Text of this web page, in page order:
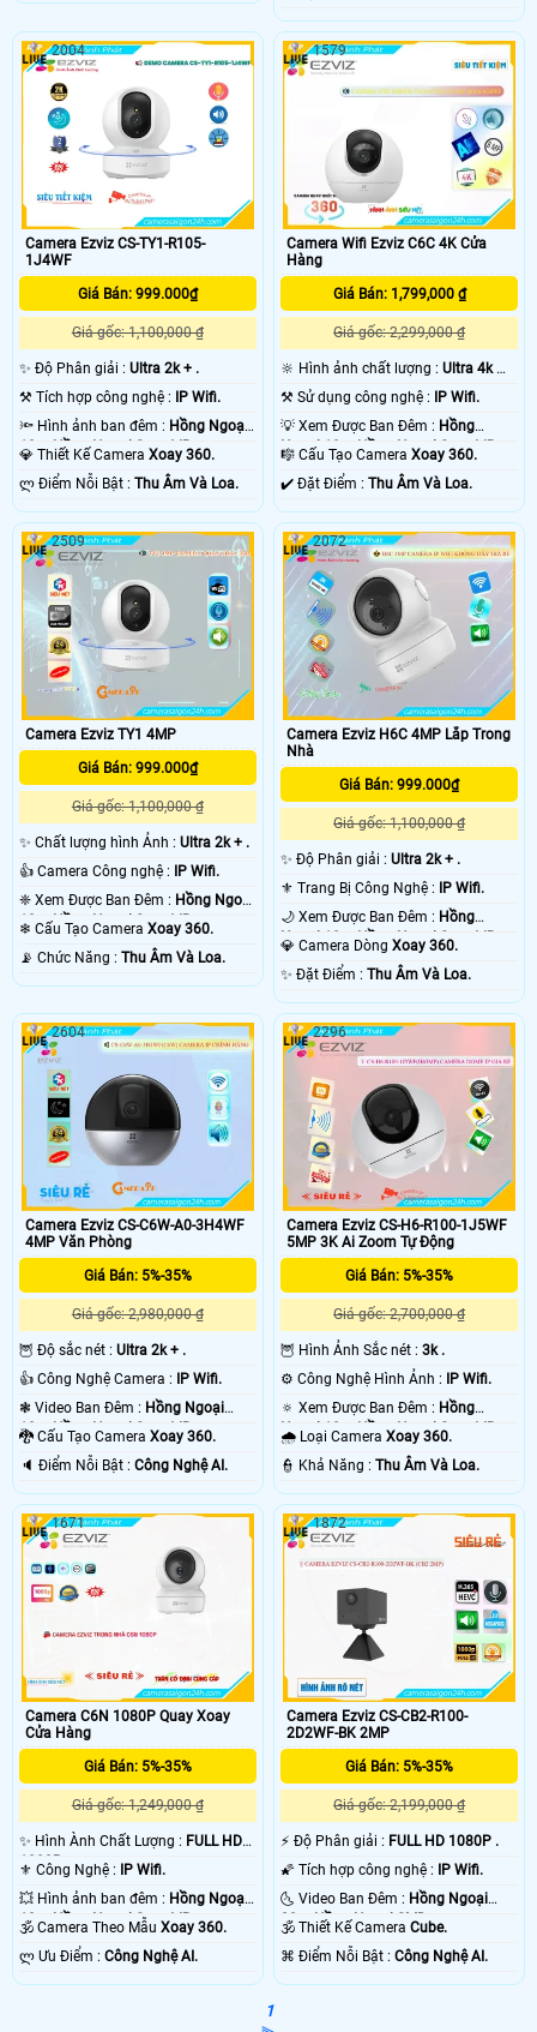
Camera Ezviz CS-TY1-R105-
1J4WF
Giá Bán: 999.000₫
Giá gốc: 1,100,000 ₫
✨ Độ Phân giải : Ultra 2k + .
⚒ Tích hợp công nghệ :
IP Wifi.
🔦 Hình ảnh ban đêm : Hồng Ngoại
10m Hồng Ngoại Smart IR.
💎 Thiết Kế Camera Xoay 360.
️ლ Điểm Nỗi Bật : Thu Âm Và Loa.
2004
Camera Wifi Ezviz C6C 4K Cửa
Hàng
Giá Bán: 1,799,000 ₫
Giá gốc: 2,299,000 ₫
🔆 Hình ảnh chất lượng :Ultra 4k 👍🏾
.
⚒ Sử dụng công nghệ :
IP Wifi.
💡 Xem Được Ban Đêm : Hồng
Ngoại 10m Hồng Ngoại Smart IR.
🎼️ Cấu Tạo CameraXoay 360.
️✔️ Đặt Điểm :Thu Âm Và Loa.
1579
Camera Ezviz TY1 4MP
Giá Bán: 999.000₫
Giá gốc: 1,100,000 ₫
✨ Chất lượng hình Ảnh : Ultra 2k + .
👍 Camera Công nghệ :
IP Wifi.
❈ Xem Được Ban Đêm : Hồng Ngoại
10m Hồng Ngoại Smart IR.
❄ Cấu Tạo Camera Xoay 360.
️📡 Chức Năng : Thu Âm Và Loa.
2509
Camera Ezviz H6C 4MP Lắp Trong
Nhà
Giá Bán: 999.000₫
Giá gốc: 1,100,000 ₫
✨ Độ Phân giải :Ultra 2k + .
⚜️ Trang Bị Công Nghệ : IP Wifi.
🌙 Xem Được Ban Đêm : Hồng
Ngoại 10m Hồng Ngoại Smart IR.
💎 Camera DòngXoay 360.
️✨ Đặt Điểm :Thu Âm Và Loa.
2072
Camera Ezviz CS-C6W-A0-3H4WF
4MP Văn Phòng
Giá Bán: 5%-35%
Giá gốc: 2,980,000 ₫
🦉 Độ sắc nét : Ultra 2k + .
👍 Công Nghệ Camera :
IP Wifi.
❃ Video Ban Đêm : Hồng Ngoại
10m Hồng Ngoại Smart IR.
🐉️ Cấu Tạo Camera Xoay 360.
️🔈 Điểm Nỗi Bật : Công Nghệ AI.
2604
Camera Ezviz CS-H6-R100-1J5WF
5MP 3K Ai Zoom Tự Động
Giá Bán: 5%-35%
Giá gốc: 2,700,000 ₫
🦉 Hình Ảnh Sắc nét :3k .
⚙ Công Nghệ Hình Ảnh :
IP Wifi.
🔅 Xem Được Ban Đêm : Hồng
Ngoại 10m Hồng Ngoại Smart IR.
🌧️ Loại CameraXoay 360.
️👮 Khả Năng :Thu Âm Và Loa.
2296
Camera C6N 1080P Quay Xoay
Cửa Hàng
Giá Bán: 5%-35%
Giá gốc: 1,249,000 ₫
✨ Hình Ành Chất Lượng : FULL HD
1080P .
⚜️ Công Nghệ :
IP Wifi.
💥 Hình ảnh ban đêm : Hồng Ngoại
10m Hồng Ngoại Smart IR.
🕉️ Camera Theo Mẫu Xoay 360.
️ლ Ưu Điểm : Công Nghệ AI.
1671
Camera Ezviz CS-CB2-R100-
2D2WF-BK 2MP
Giá Bán: 5%-35%
Giá gốc: 2,199,000 ₫
️⚡ Độ Phân giải : FULL HD 1080P .
🌠 Tích hợp công nghệ :
IP Wifi.
🌜 Video Ban Đêm : Hồng Ngoại
20m Hồng Ngoại SMD.
🕉️ Thiết Kế CameraCube.
️⌘ Điểm Nỗi Bật :Công Nghệ AI.
1872
1